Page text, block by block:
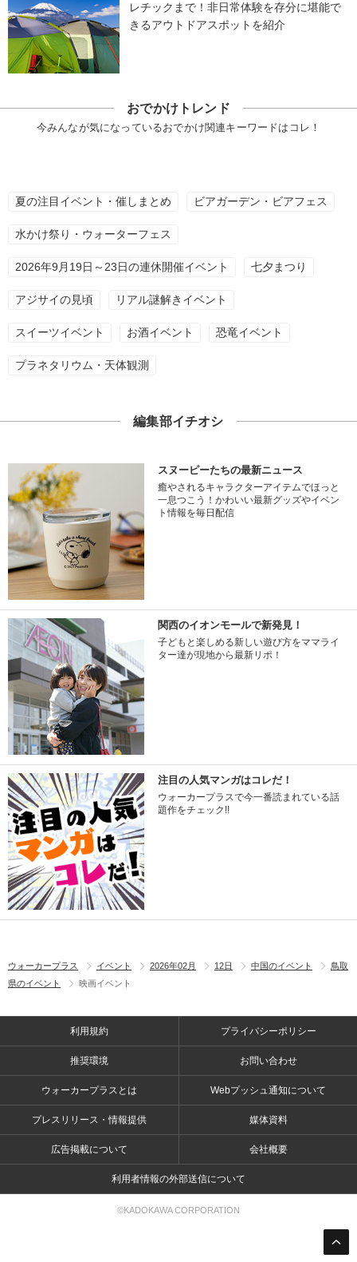
レチックまで！非日常体験を存分に堪能で
きるアウトドアスポットを紹介
おでかけトレンド
今みんなが気になっているおでかけ関連キーワードはコレ！
夏の注目イベント・催しまとめ ビアガーデン・ビアフェス
水かけ祭り・ウォーターフェス
2026年9月19日～23日の連休開催イベント 七夕まつり
アジサイの見頃 リアル謎解きイベント
スイーツイベント お酒イベント 恐竜イベント
プラネタリウム・天体観測
編集部イチオシ
スヌーピーたちの最新ニュース
癒やされるキャラクターアイテムでほっと
一息つこう！かわいい最新グッズやイベン
ト情報を毎日配信
関西のイオンモールで新発見！
子どもと楽しめる新しい遊び方をママライ
ター達が現地から最新リポ！
注目の人気マンガはコレだ！
ウォーカープラスで今一番読まれている話
題作をチェック!!
ウォーカープラス イベント 2026年02月 12日 中国のイベント
鳥取
県のイベント
映画イベント
利用規約 プライバシーポリシー
推奨環境 お問い合わせ
ウォーカープラスとは Webプッシュ通知について
プレスリリース・情報提供 媒体資料
広告掲載について 会社概要
利用者情報の外部送信について
©KADOKAWA CORPORATION